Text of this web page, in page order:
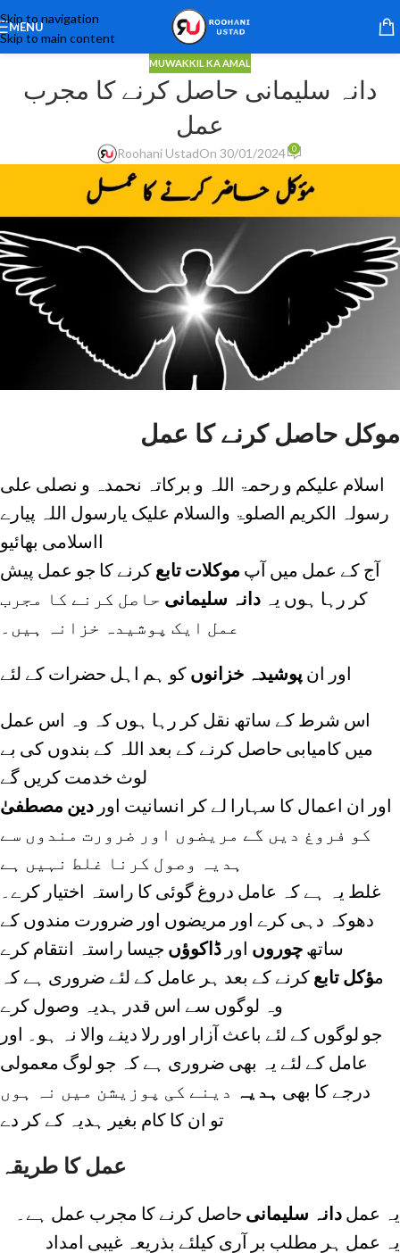
Skip to navigation
Skip to main content
MENU
MUWAKKIL KA AMAL
دانہ سلیمانی حاصل کرنے کا مجرب
عمل
Roohani UstadOn 30/01/2024 0
موکل حاصل کرنے کا عمل
اسلام علیکم و رحمۃ اللہ و برکاتہ نحمدہ و نصلی علی
رسولہ الکریم الصلوۃ والسلام علیک یارسول اللہ پیارے
ااسلامی بھائیو
آج کے عمل میں آپ موکلات تابع کرنے کا جو عمل پیش
کر رہا ہوں یہ دانہ سلیمانی حاصل کرنے کا مجرب
عمل ایک پوشیدہ خزانہ ہیں۔
اور ان پوشیدہ خزانوں کو ہم اہل حضرات کے لئے
اس شرط کے ساتھ نقل کر رہا ہوں کہ وہ اس عمل
میں کامیابی حاصل کرنے کے بعد اللہ کے بندوں کی بے
لوث خدمت کریں گے
اور ان اعمال کا سہارا لے کر انسانیت اور دین مصطفیٰ
کو فروغ دیں گے مریضوں اور ضرورت مندوں سے
ہدیہ وصول کرنا غلط نہیں ہے
غلط یہ ہے کہ عامل دروغ گوئی کا راستہ اختیار کرے۔
دھوکہ دہی کرے اور مریضوں اور ضرورت مندوں کے
ساتھ چوروں اور ڈاکوؤں جیسا راستہ انتقام کرے
مؤکل تابع کرنے کے بعد ہر عامل کے لئے ضروری ہے کہ
وہ لوگوں سے اس قدر ہدیہ وصول کرے
جو لوگوں کے لئے باعث آزار اور رلا دینے والا نہ ہو۔ اور
عامل کے لئے یہ بھی ضروری ہے کہ جو لوگ معمولی
درجے کا بھی ہدیہ
دینے کی پوزیشن میں نہ ہوں
تو ان کا کام بغیر ہدیہ کے کر دے
عمل کا طریقہ
یہ عمل دانہ سلیمانی حاصل کرنے کا مجرب عمل ہے۔
یہ عمل ہر مطلب بر آری کیلئے بذریعہ غیبی امداد